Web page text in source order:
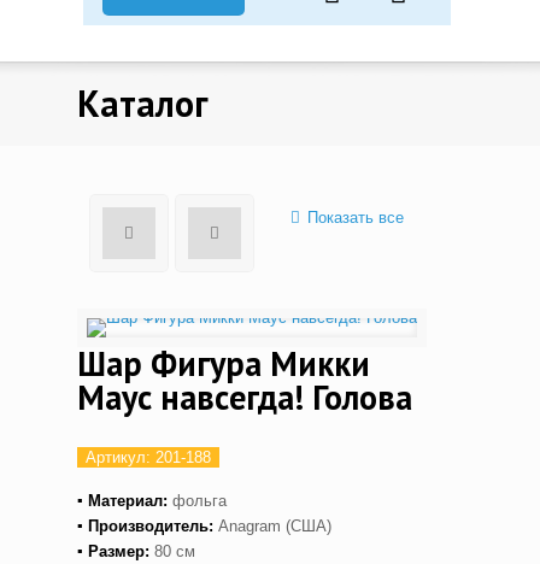
Каталог
Показать все
Шар Фигура Микки
Маус навсегда! Голова
Артикул: 201-188
▪ Материал: фольга
▪ Производитель: Anagram (США)
▪ Размер: 80 см